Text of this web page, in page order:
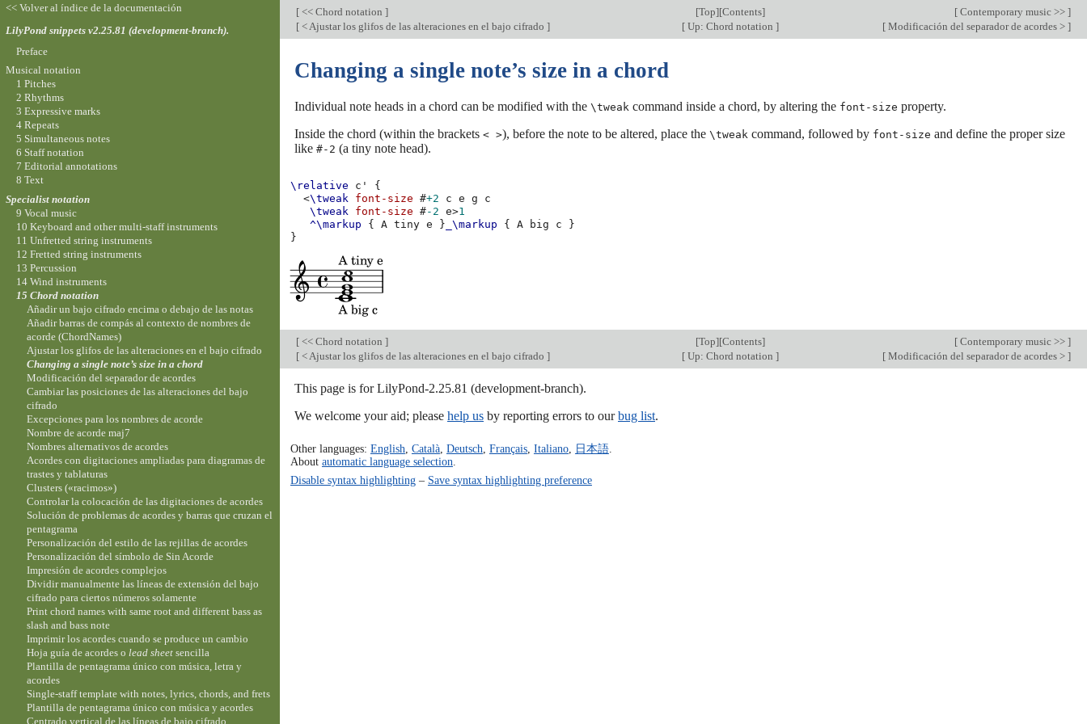
[ << Chord notation ] [Top][Contents] [ Contemporary music >> ]
[ < Ajustar los glifos de las alteraciones en el bajo cifrado ] [Up: Chord notation ] [ Modificación del separador de acordes > ]
Changing a single note’s size in a chord
Individual note heads in a chord can be modified with the \tweak command inside a chord, by altering the font-size property.
Inside the chord (within the brackets < >), before the note to be altered, place the \tweak command, followed by font-size and define the proper size
like #-2 (a tiny note head).
\relative c'
{
<\tweak font-size #+2 c e g
c
\tweak font-size #-2 e>1
^\markup
{ A tiny e } _\markup { A big c
}
}
[ << Chord notation ] [Top][Contents] [ Contemporary music >> ]
[ < Ajustar los glifos de las alteraciones en el bajo cifrado ] [Up: Chord notation ] [ Modificación del separador de acordes > ]
This page is for LilyPond-2.25.81 (development-branch).
We welcome your aid; please help us by reporting errors to ourbug list.
Other languages: English Català, Deutsch Français, Italiano, 日本語.
About automatic language selection
Disable syntax highlighting– Save syntax highlighting preference
<< Volver al índice de la documentación
LilyPond snippets v2.25.81 (development-branch).
Preface
Musical notation
1 Pitches
2 Rhythms
3 Expressive marks
4 Repeats
5 Simultaneous notes
6 Staff notation
7 Editorial annotations
8 Text
Specialist notation
9 Vocal music
10 Keyboard and other multi-staff instruments
11 Unfretted string instruments
12 Fretted string instruments
13 Percussion
14 Wind instruments
15 Chord notation
Añadir un bajo cifrado encima o debajo de las notas
Añadir barras de compás al contexto de nombres de
acorde (ChordNames)
Ajustar los glifos de las alteraciones en el bajo cifrado
Changing a single note’s size in a chord
Modificación del separador de acordes
Cambiar las posiciones de las alteraciones del bajo
cifrado
Excepciones para los nombres de acorde
Nombre de acorde maj7
Nombres alternativos de acordes
Acordes con digitaciones ampliadas para diagramas de
trastes y tablaturas
Clusters («racimos»)
Controlar la colocación de las digitaciones de acordes
Solución de problemas de acordes y barras que cruzan el
pentagrama
Personalización del estilo de las rejillas de acordes
Personalización del símbolo de Sin Acorde
Impresión de acordes complejos
Dividir manualmente las líneas de extensión del bajo
cifrado para ciertos números solamente
Print chord names with same root and different bass as
slash and bass note
Imprimir los acordes cuando se produce un cambio
Hoja guía de acordes o lead sheet sencilla
Plantilla de pentagrama único con música, letra y
acordes
Single-staff template with notes, lyrics, chords, and frets
Plantilla de pentagrama único con música y acordes
Centrado vertical de las líneas de bajo cifrado